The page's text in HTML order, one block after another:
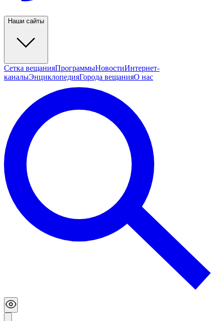
Наши сайты
Сетка вещанияПрограммыНовостиИнтернет-
каналыЭнциклопедияГорода вещанияО нас